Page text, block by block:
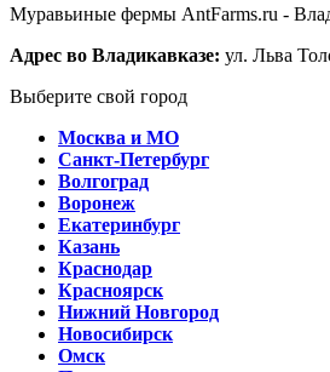
Муравьиные фермы AntFarms.ru -
Адрес во Владикавказе: ул. Льва
Выберите свой город
Москва и МО
Санкт-Петербург
Волгоград
Воронеж
Екатеринбург
Казань
Краснодар
Красноярск
Нижний Новгород
Новосибирск
Омск